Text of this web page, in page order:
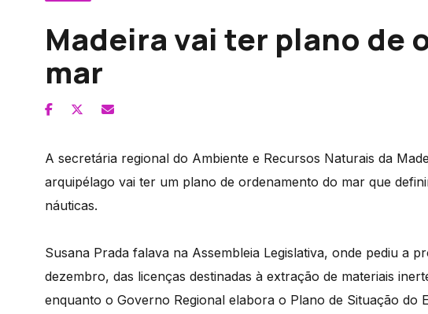
Madeira vai ter plano de
mar
A secretária regional do Ambiente e Recursos Naturais da
arquipélago vai ter um plano de ordenamento do mar que
náuticas.
Susana Prada falava na Assembleia Legislativa, onde pediu a
dezembro, das licenças destinadas à extração de materiais
enquanto o Governo Regional elabora o Plano de Situação do